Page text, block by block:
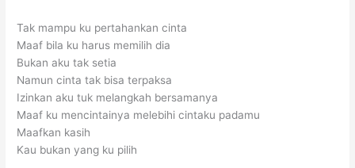
Tak mampu ku pertahankan cinta
Maaf bila ku harus memilih dia
Bukan aku tak setia
Namun cinta tak bisa terpaksa
Izinkan aku tuk melangkah bersamanya
Maaf ku mencintainya melebihi cintaku padamu
Maafkan kasih
Kau bukan yang ku pilih